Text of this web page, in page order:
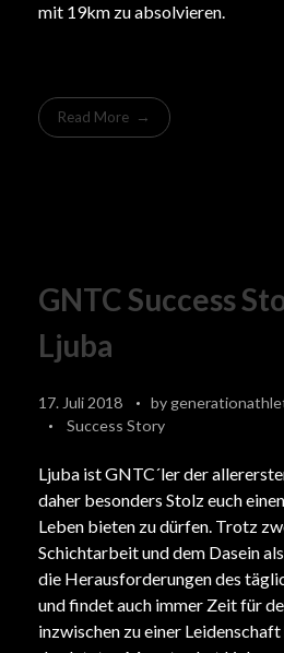
mit 19km zu absolvieren.
Read More
GNTC Success
Ljuba
17. Juli 2018 by
Success Story
Ljuba ist GNTC´ler der
daher besonders Stolz euch
Leben bieten zu dürfen. Trotz
Schichtarbeit und dem Dasein
die Herausforderungen des
und findet auch immer Zeit für
inzwischen zu einer